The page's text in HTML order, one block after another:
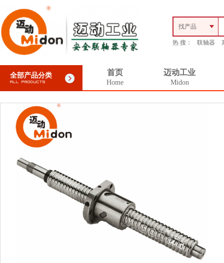
找产品
热 搜： 联轴器
全部产品分类 首页
Home
迈动工业
Midon